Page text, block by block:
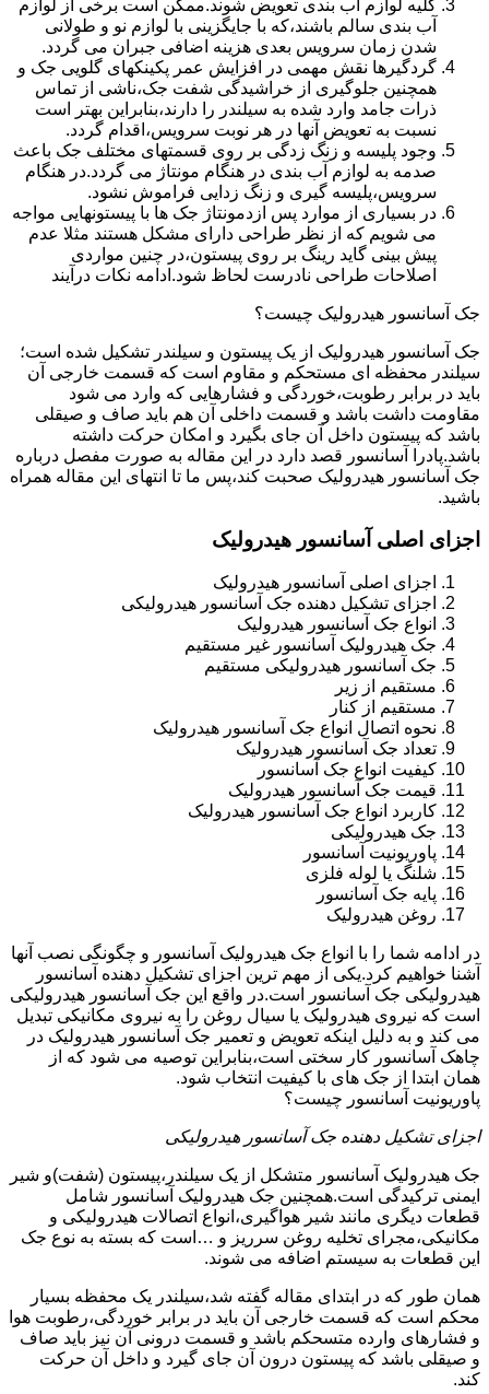
کلیه لوازم آب بندی تعویض شوند.ممکن است برخی از لوازم
آب بندی سالم باشند،که با جایگزینی با لوازم نو و طولانی
شدن زمان سرویس بعدی هزینه اضافی جبران می گردد.
گردگیرها نقش مهمی در افزایش عمر پکینکهای گلویی جک و
همچنین جلوگیری از خراشیدگی شفت جک،ناشی از تماس
ذرات جامد وارد شده به سیلندر را دارند،بنابراین بهتر است
نسبت به تعویض آنها در هر نوبت سرویس،اقدام گردد.
وجود پلیسه و زنگ زدگی بر روی قسمتهای مختلف جک باعث
صدمه به لوازم آب بندی در هنگام مونتاژ می گردد.در هنگام
سرویس،پلیسه گیری و زنگ زدایی فراموش نشود.
در بسیاری از موارد پس ازدمونتاژ جک ها با پیستونهایی مواجه
می شویم که از نظر طراحی دارای مشکل هستند مثلا عدم
پیش بینی گاید رینگ بر روی پیستون،در چنین مواردی
اصلاحات طراحی نادرست لحاظ شود.ادامه نکات درآیند
جک آسانسور هیدرولیک چیست؟
جک آسانسور هیدرولیک از یک پیستون و سیلندر تشکیل شده است؛
سیلندر محفظه ای مستحکم و مقاوم است که قسمت خارجی آن
باید در برابر رطوبت،خوردگی و فشارهایی که وارد می شود
مقاومت داشت باشد و قسمت داخلی آن هم باید صاف و صیقلی
باشد که پیستون داخل آن جای بگیرد و امکان حرکت داشته
باشد.پادرا آسانسور قصد دارد در این مقاله به صورت مفصل درباره
جک آسانسور هیدرولیک صحبت کند،پس ما تا انتهای این مقاله همراه
باشید.
اجزای اصلی آسانسور هیدرولیک
اجزای اصلی آسانسور هیدرولیک
اجزای تشکیل دهنده جک آسانسور هیدرولیکی
انواع جک آسانسور هیدرولیک
جک هیدرولیک آسانسور غیر مستقیم
جک آسانسور هیدرولیکی مستقیم
مستقیم از زیر
مستقیم از کنار
نحوه اتصال انواع جک آسانسور هیدرولیک
تعداد جک آسانسور هیدرولیک
کیفیت انواع جک آسانسور
قیمت جک آسانسور هیدرولیک
کاربرد انواع جک آسانسور هیدرولیک
جک هیدرولیکی
پاوریونیت آسانسور
شلنگ یا لوله فلزی
پایه جک آسانسور
روغن هیدرولیک
در ادامه شما را با انواع جک هیدرولیک آسانسور و چگونگی نصب آنها
آشنا خواهیم کرد.یکی از مهم ترین اجزای تشکیل دهنده آسانسور
هیدرولیکی جک آسانسور است.در واقع این جک آسانسور هیدرولیکی
است که نیروی هیدرولیک یا سیال روغن را به نیروی مکانیکی تبدیل
می کند و به دلیل اینکه تعویض و تعمیر جک آسانسور هیدرولیک در
چاهک آسانسور کار سختی است،بنابراین توصیه می شود که از
همان ابتدا از جک های با کیفیت انتخاب شود.
پاوریونیت آسانسور چیست؟
اجزای تشکیل دهنده جک آسانسور هیدرولیکی
جک هیدرولیک آسانسور متشکل از یک سیلندر،پیستون (شفت)و شیر
ایمنی ترکیدگی است.همچنین جک هیدرولیک آسانسور شامل
قطعات دیگری مانند شیر هواگیری،انواع اتصالات هیدرولیکی و
مکانیکی،مجرای تخلیه روغن سرریز و …است که بسته به نوع جک
این قطعات به سیستم اضافه می شوند.
همان طور که در ابتدای مقاله گفته شد،سیلندر یک محفظه بسیار
محکم است که قسمت خارجی آن باید در برابر خوردگی،رطوبت هوا
و فشارهای وارده متسحکم باشد و قسمت درونی آن نیز باید صاف
و صیقلی باشد که پیستون درون آن جای گیرد و داخل آن حرکت
کند.